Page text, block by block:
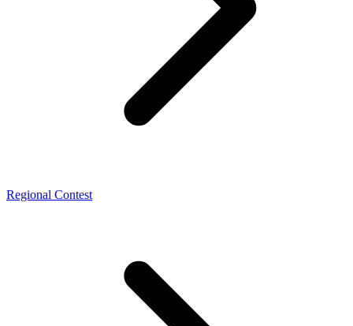
Regional Contest